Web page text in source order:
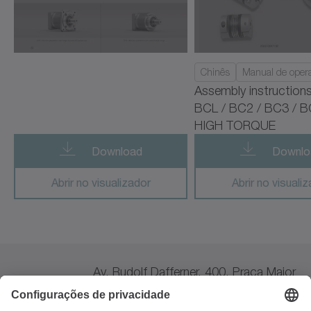
cyber vacuum motor
cynapse Analyze
cynapse Connect
premo SP Line
premo XP Line
Download
Abrir no visualizador
Chinês Manual de
Assembly
BCL / BC2 / BC3 /
HIGH TORQUE
Abrir no
Av. Rudolf Dafferner, 400, Praça Maior
– Ed. São Paulo
Alto da Boa Vista – Sorocaba – São